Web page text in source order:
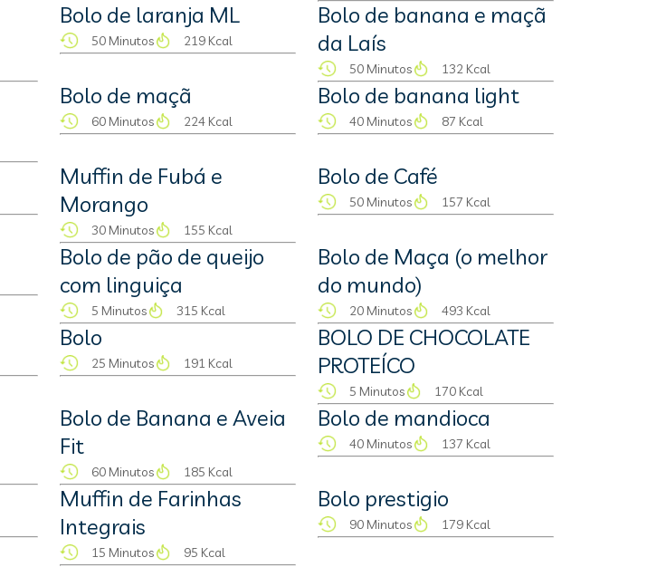
Bolo de laranja ML
50 Minutos 219 Kcal
Bolo de banana e maçã
da Laís
50 Minutos 132 Kcal
Bolo de maçã
60 Minutos 224 Kcal
Bolo de banana light
40 Minutos 87 Kcal
Muffin de Fubá e
Morango
30 Minutos 155 Kcal
Bolo de Café
50 Minutos 157 Kcal
Bolo de pão de queijo
com linguiça
5 Minutos 315 Kcal
Bolo de Maça (o melhor
do mundo)
20 Minutos 493 Kcal
Bolo
25 Minutos 191 Kcal
BOLO DE CHOCOLATE
PROTEÍCO
5 Minutos 170 Kcal
Bolo de Banana e Aveia
Fit
60 Minutos 185 Kcal
Bolo de mandioca
40 Minutos 137 Kcal
Muffin de Farinhas
Integrais
15 Minutos 95 Kcal
Bolo prestigio
90 Minutos 179 Kcal